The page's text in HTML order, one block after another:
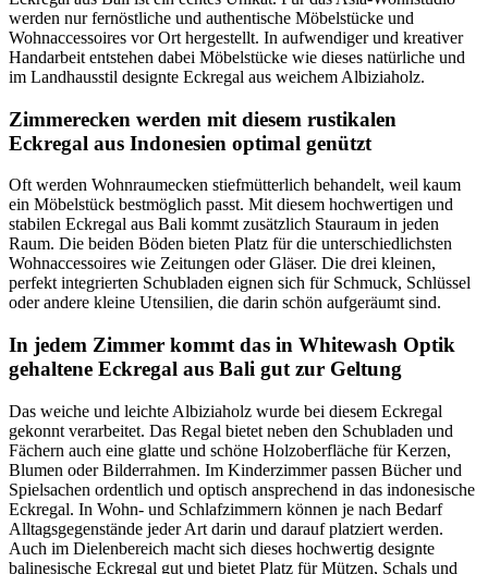
werden nur fernöstliche und authentische Möbelstücke und
Wohnaccessoires vor Ort hergestellt. In aufwendiger und kreativer
Handarbeit entstehen dabei Möbelstücke wie dieses natürliche und
im Landhausstil designte Eckregal aus weichem Albiziaholz.
Zimmerecken werden mit diesem rustikalen
Eckregal aus Indonesien optimal genützt
Oft werden Wohnraumecken stiefmütterlich behandelt, weil kaum
ein Möbelstück bestmöglich passt. Mit diesem hochwertigen und
stabilen Eckregal aus Bali kommt zusätzlich Stauraum in jeden
Raum. Die beiden Böden bieten Platz für die unterschiedlichsten
Wohnaccessoires wie Zeitungen oder Gläser. Die drei kleinen,
perfekt integrierten Schubladen eignen sich für Schmuck, Schlüssel
oder andere kleine Utensilien, die darin schön aufgeräumt sind.
In jedem Zimmer kommt das in Whitewash Optik
gehaltene Eckregal aus Bali gut zur Geltung
Das weiche und leichte Albiziaholz wurde bei diesem Eckregal
gekonnt verarbeitet. Das Regal bietet neben den Schubladen und
Fächern auch eine glatte und schöne Holzoberfläche für Kerzen,
Blumen oder Bilderrahmen. Im Kinderzimmer passen Bücher und
Spielsachen ordentlich und optisch ansprechend in das indonesische
Eckregal. In Wohn- und Schlafzimmern können je nach Bedarf
Alltagsgegenstände jeder Art darin und darauf platziert werden.
Auch im Dielenbereich macht sich dieses hochwertig designte
balinesische Eckregal gut und bietet Platz für Mützen, Schals und